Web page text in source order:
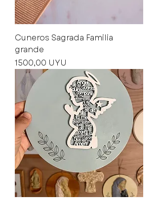
Cuneros Sagrada Familia
grande
Precio
1500,00 UYU